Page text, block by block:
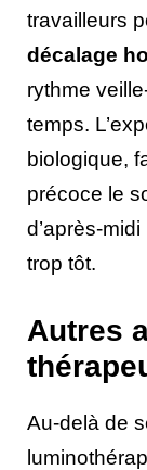
travailleurs
décalage
rythme
temps.
biologique,
précoce le
d’après-
trop tôt.
Autres
Au-delà de